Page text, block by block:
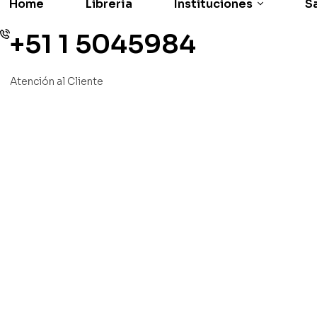
Home Librería Instituciones
+51 1 5045984
Atención al Cliente